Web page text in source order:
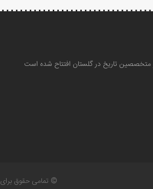
متخصصین تاریخ در گلستان افتتاح شده است
© تمامی حقوق برای